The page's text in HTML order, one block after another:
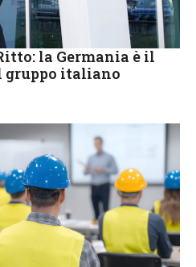
la Germania è il
gruppo italiano